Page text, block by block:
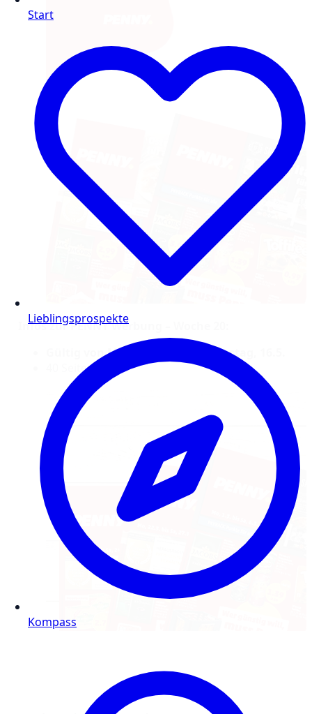
Infos zur PENNY Werbung – Woche 20:
Gültig von Montag, 11.5. bis Samstag, 16.5.
40 Seiten
Start
Lieblingsprospekte
Kompass